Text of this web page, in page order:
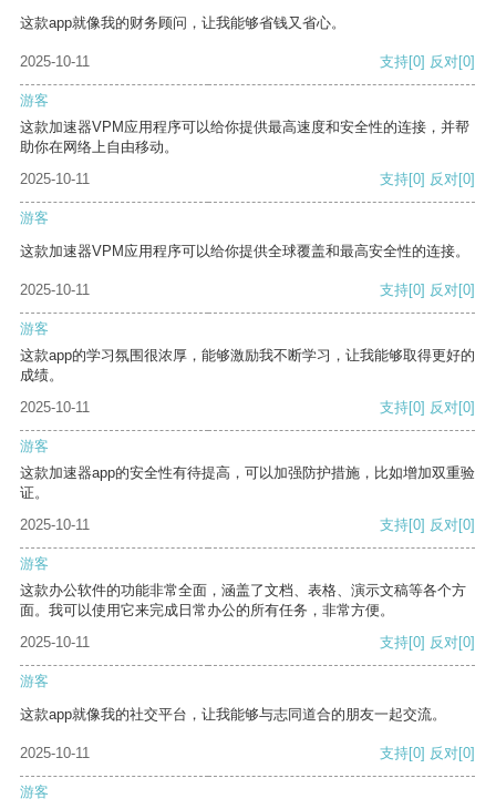
这款app就像我的财务顾问，让我能够省钱又省心。
2025-10-11 支持[0] 反对[0]
游客
这款加速器VPM应用程序可以给你提供最高速度和安全性的连接，并帮
助你在网络上自由移动。
2025-10-11
支持[0] 反对[0]
游客
这款加速器VPM应用程序可以给你提供全球覆盖和最高安全性的连接。
2025-10-11 支持[0] 反对[0]
游客
这款app的学习氛围很浓厚，能够激励我不断学习，让我能够取得更好的
成绩。
2025-10-11
支持[0] 反对[0]
游客
这款加速器app的安全性有待提高，可以加强防护措施，比如增加双重验
证。
2025-10-11
支持[0] 反对[0]
游客
这款办公软件的功能非常全面，涵盖了文档、表格、演示文稿等各个方
面。我可以使用它来完成日常办公的所有任务，非常方便。
2025-10-11
支持[0] 反对[0]
游客
这款app就像我的社交平台，让我能够与志同道合的朋友一起交流。
2025-10-11 支持[0] 反对[0]
游客